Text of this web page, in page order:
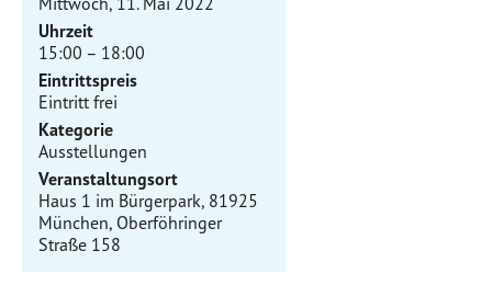
Uhrzeit
15:00 – 18:00
Eintrittspreis
Eintritt frei
Kategorie
Ausstellungen
Veranstaltungsort
Haus 1 im Bürgerpark, 81925
München, Oberföhringer
Straße 158